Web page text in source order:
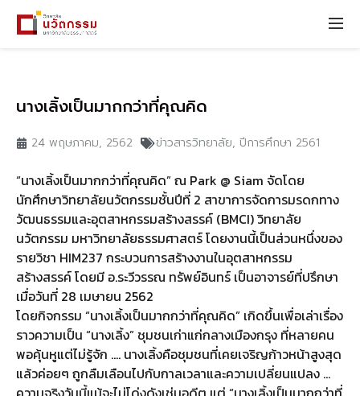
นางเลิ้งเป็นมากกว่าที่คุณคิด
24 พฤษภาคม, 2562 ข่าวสารวิทยาลัย, ปีการศึกษา 2561
“นางเลิ้งเป็นมากกว่าที่คุณคิด” ณ Park @ Siam จัดโดย
นักศึกษาวิทยาลัยนวัตกรรมชั้นปีที่ 2 สาขาการจัดการมรดกทาง
วัฒนธรรมและอุตสาหกรรมสร้างสรรค์ (BMCI) วิทยาลัย
นวัตกรรม มหาวิทยาลัยธรรมศาสตร์ โดยงานนี้เป็นส่วนหนึ่งของ
รายวิชา HIM237 กระบวนการสร้างงานในอุตสาหกรรม
สร้างสรรค์ โดยมี อ.ระวีวรรณ ทรัพย์อินทร์ เป็นอาจารย์ที่ปรึกษา
เมื่อวันที่ 28 เมษายน 2562
โดยกิจกรรม “นางเลิ้งเป็นมากกว่าที่คุณคิด” เกิดขึ้นเพื่อเล่าเรื่อง
ราวความเป็น “นางเลิ้ง” ชุมชนเก่าแก่กลางเมืองกรุง ที่หลายคน
พอคุ้นหูแต่ไม่รู้จัก …. นางเลิ้งคือชุมชนที่เคยเจริญก้าวหน้าสูงสุด
แล้วค่อยๆ ถูกลืมเลือนไปกับกาลเวลาและความเปลี่ยนแปลง …